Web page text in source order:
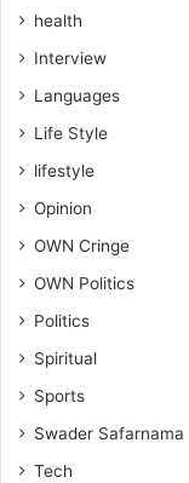
health
Interview
Languages
Life Style
lifestyle
Opinion
OWN Cringe
OWN Politics
Politics
Spiritual
Sports
Swader Safarnama
Tech